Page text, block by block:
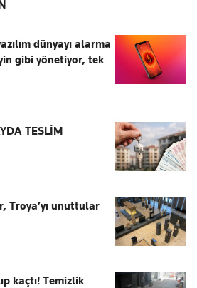
dünyayı alarma
gibi yönetiyor, tek
TESLİM
Troya’yı unuttular
kaçtı! Temizlik